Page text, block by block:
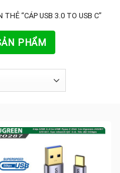
“CÁP USB 3.0 TO USB C”
PHẨM